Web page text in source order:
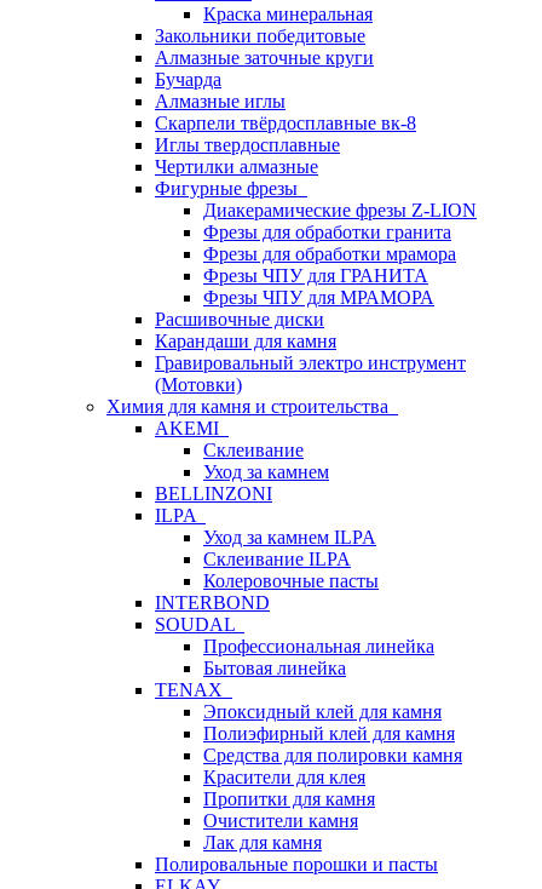
Краска минеральная
Закольники победитовые
Алмазные заточные круги
Бучарда
Алмазные иглы
Скарпели твёрдосплавные вк-8
Иглы твердосплавные
Чертилки алмазные
Фигурные фрезы
Диакерамические фрезы Z-LION
Фрезы для обработки гранита
Фрезы для обработки мрамора
Фрезы ЧПУ для ГРАНИТА
Фрезы ЧПУ для МРАМОРА
Расшивочные диски
Карандаши для камня
Гравировальный электро инструмент
(Мотовки)
Химия для камня и строительства
AKEMI
Склеивание
Уход за камнем
BELLINZONI
ILPA
Уход за камнем ILPA
Склеивание ILPA
Колеровочные пасты
INTERBOND
SOUDAL
Профессиональная линейка
Бытовая линейка
TENAX
Эпоксидный клей для камня
Полиэфирный клей для камня
Средства для полировки камня
Красители для клея
Пропитки для камня
Очистители камня
Лак для камня
Полировальные порошки и пасты